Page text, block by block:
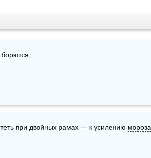
борются,
при двойных рамах — к усилению мороза